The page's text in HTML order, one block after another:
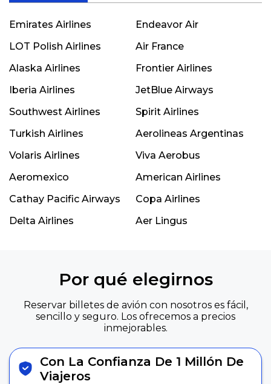
Emirates Airlines
Endeavor Air
LOT Polish Airlines
Air France
Alaska Airlines
Frontier Airlines
Iberia Airlines
JetBlue Airways
Southwest Airlines
Spirit Airlines
Turkish Airlines
Aerolineas Argentinas
Volaris Airlines
Viva Aerobus
Aeromexico
American Airlines
Cathay Pacific Airways
Copa Airlines
Delta Airlines
Aer Lingus
Por qué elegirnos
Reservar billetes de avión con nosotros es fácil,
sencillo y seguro. Los ofrecemos a precios
inmejorables.
Con La Confianza De 1 Millón De
Viajeros